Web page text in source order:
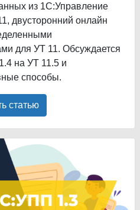
из 1С:Управление
двусторонний онлайн
для УТ 11. Обсуждается
на УТ 11.5 и
способы.
статью